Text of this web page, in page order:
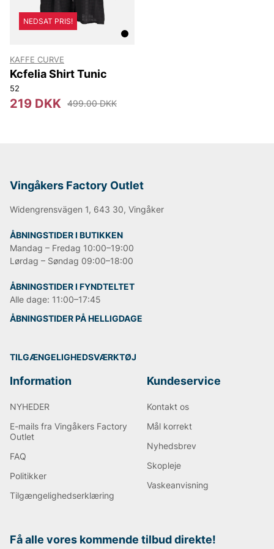
NEDSAT PRIS!
KAFFE CURVE
Kcfelia Shirt Tunic
52
219 DKK 499.00 DKK
Vingåkers Factory Outlet
Widengrensvägen 1, 643 30, Vingåker
ÅBNINGSTIDER I BUTIKKEN
Mandag – Fredag 10:00–19:00
Lørdag – Søndag 09:00–18:00
ÅBNINGSTIDER I FYNDTELTET
Alle dage: 11:00–17:45
ÅBNINGSTIDER PÅ HELLIGDAGE
TILGÆNGELIGHEDSVÆRKTØJ
Information
NYHEDER
E-mails fra Vingåkers Factory
Outlet
FAQ
Politikker
Tilgængelighedserklæring
Kundeservice
Kontakt os
Mål korrekt
Nyhedsbrev
Skopleje
Vaskeanvisning
Få alle vores kommende tilbud direkte!